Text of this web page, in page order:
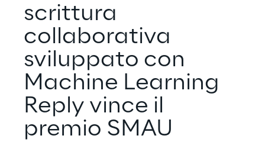
scrittura
collaborativa
sviluppato con
Machine Learning
Reply vince il
premio SMAU